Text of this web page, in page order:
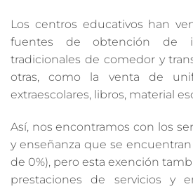
Los centros educativos han
fuentes de obtención de
tradicionales de comedor y
otras, como la venta de
extraescolares, libros, material
Así, nos encontramos con los
y enseñanza que se encuentran
de 0%), pero esta exención
prestaciones de servicios y